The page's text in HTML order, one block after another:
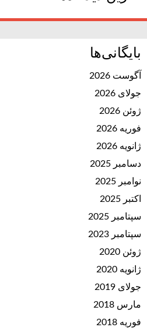
بایگانی‌ها
آگوست 2026
جولای 2026
ژوئن 2026
فوریه 2026
ژانویه 2026
دسامبر 2025
نوامبر 2025
اکتبر 2025
سپتامبر 2025
سپتامبر 2023
ژوئن 2020
ژانویه 2020
جولای 2019
مارس 2018
فوریه 2018